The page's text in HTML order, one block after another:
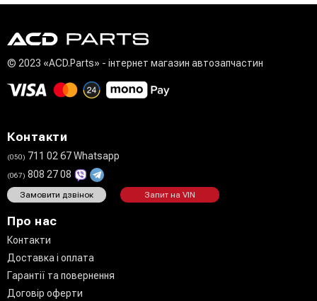
© 2023 «ACD.Parts» - інтернет магазин автозапчастин
Контакти
(050) 711 02 67 Whatsapp
(067) 808 27 08
Замовити дзвінок Запит на VIN
Про нас
Контакти
Доставка і оплата
Гарантії та повернення
Договір оферти